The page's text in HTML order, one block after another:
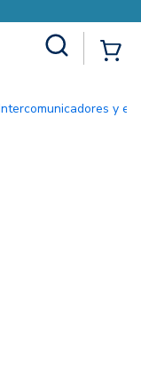
Intercomunicadores y